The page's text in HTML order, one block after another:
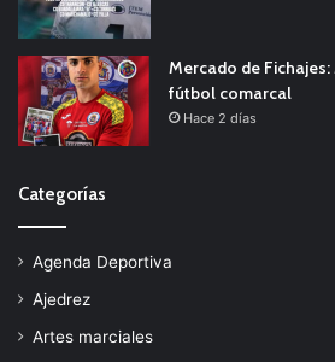
Mercado de
fútbol comarcal
Hace 2 días
Categorías
Agenda Deportiva
Ajedrez
Artes marciales